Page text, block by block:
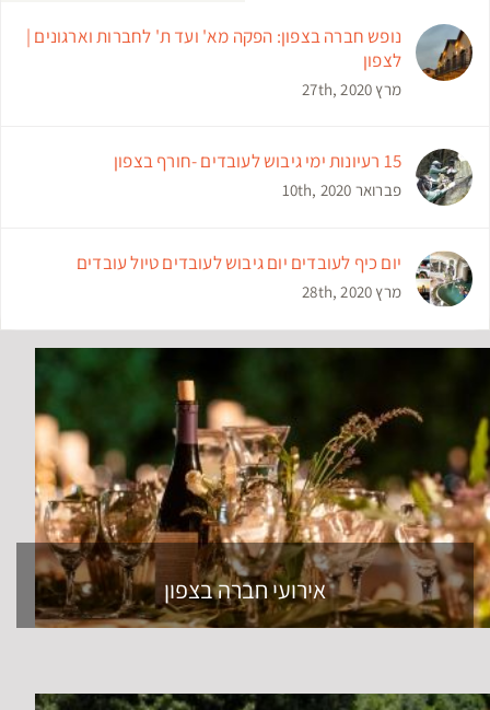
נופש חברה בצפון: הפקה מא' ועד ת' לחברות וארגונים |
לצפון
מרץ 27th, 2020
15 רעיונות ימי גיבוש לעובדים -חורף בצפון
פברואר 10th, 2020
יום כיף לעובדים יום גיבוש לעובדים טיול עובדים
מרץ 28th, 2020
אירועי חברה בצפון